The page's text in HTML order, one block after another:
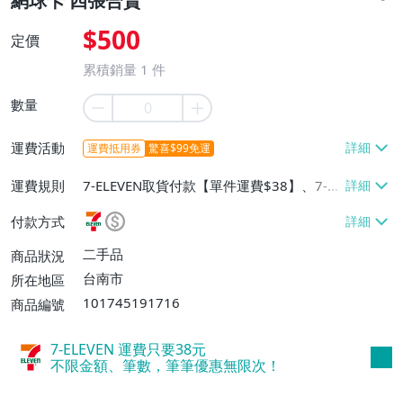
定價 $500
累積銷量 1 件
數量
運費活動 運費抵用券 驚喜$99免運
運費規則
7-ELEVEN取貨付款【單件運費$38】、7-EL
號【單件運費$50】
付款方式
商品狀況
二手品
所在地區
台南市
商品編號
101745191716
7-ELEVEN 運費只要38元
不限金額、筆數，筆筆優惠無限次！